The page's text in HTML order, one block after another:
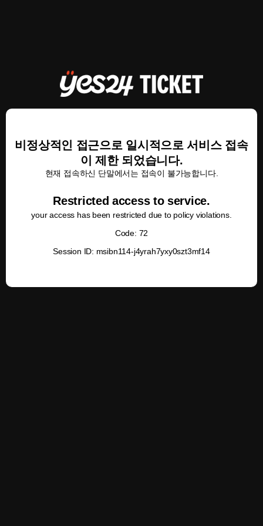
비정상적인 접근으로 일시적으로 서비스 접속
이 제한 되었습니다.
현재 접속하신 단말에서는 접속이 불가능합니다.
Restricted access to service.
your access has been restricted due to policy violations.
Code: 72
Session ID: msibn114-j4yrah7yxy0szt3mf14